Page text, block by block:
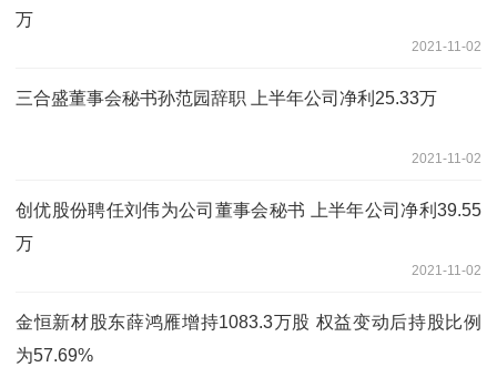
万
2021-11-02
三合盛董事会秘书孙范园辞职 上半年公司净利25.33万
2021-11-02
创优股份聘任刘伟为公司董事会秘书 上半年公司净利39.55
万
2021-11-02
金恒新材股东薛鸿雁增持1083.3万股 权益变动后持股比例
为57.69%